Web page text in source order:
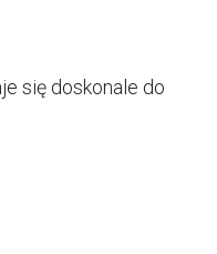
się doskonale do